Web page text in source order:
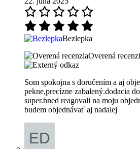
Bezlepka
Overená
Som spokojna s doručením a aj
pekne,precízne zabalený.dodacia
super.hned reagovali na moju
budem objednávať aj nadalej